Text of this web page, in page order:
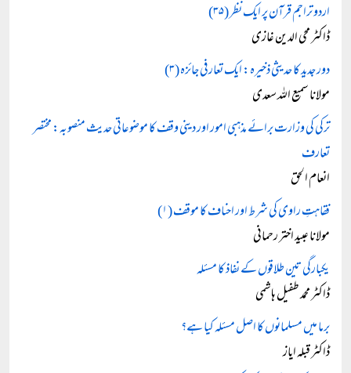
اردو تراجم قرآن پر ایک نظر (۳۵)
ڈاکٹر محی الدین غازی
دور جدید کا حدیثی ذخیرہ: ایک تعارفی جائزہ (۳)
مولانا سمیع اللہ سعدی
ترکی کی وزارت برائے مذہبی امور اور دینی وقف کا موضوعاتی حدیث منصوبہ: مختصر
تعارف
انعام الحق
فقاہتِ راوی کی شرط اور احناف کا موقف (۱)
مولانا عبید اختر رحمانی
یکبارگی تین طلاقوں کے نفاذ کا مسئلہ
ڈاکٹر محمد طفیل ہاشمی
برما میں مسلمانوں کا اصل مسئلہ کیا ہے؟
ڈاکٹر قبلہ ایاز